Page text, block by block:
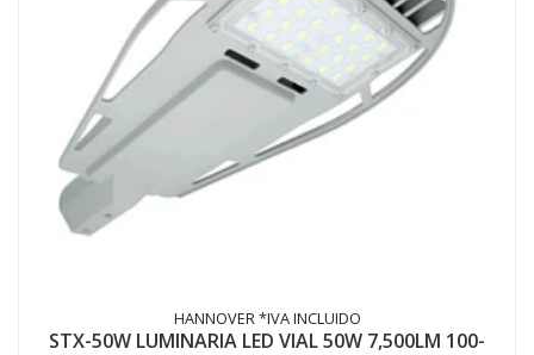
HANNOVER *IVA INCLUIDO
STX-50W LUMINARIA LED VIAL 50W 7,500LM 100-